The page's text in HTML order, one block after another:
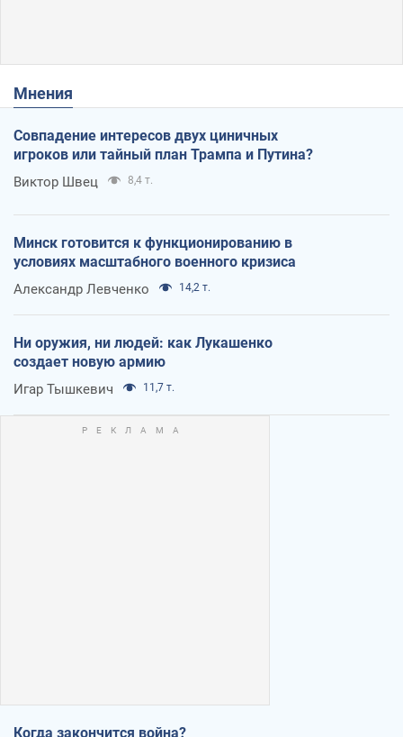
Мнения
Совпадение интересов двух циничных
игроков или тайный план Трампа и Путина?
Виктор Швец 8,4 т.
Минск готовится к функционированию в
условиях масштабного военного кризиса
Александр Левченко 14,2 т.
Ни оружия, ни людей: как Лукашенко
создает новую армию
Игар Тышкевич 11,7 т.
Когда закончится война?